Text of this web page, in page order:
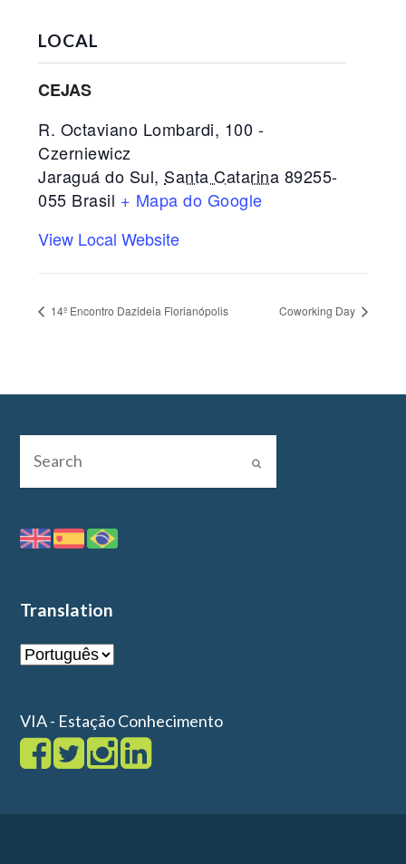
LOCAL
CEJAS
R. Octaviano Lombardi, 100 -
Czerniewicz
Jaraguá do Sul, Santa Catarina 89255-
055 Brasil + Mapa do Google
View Local Website
14º Encontro Dazideia Florianópolis Coworking Day
Translation
VIA - Estação Conhecimento